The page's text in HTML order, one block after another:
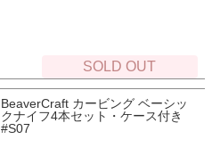
SOLD OUT
BeaverCraft カービング ベーシッ
クナイフ4本セット・ケース付き
#S07